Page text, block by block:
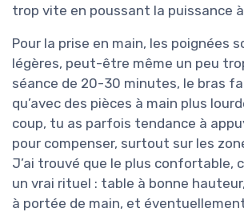
trop vite en poussant la puissance
Pour la prise en main, les poignées
légères, peut-être même un peu
séance de 20-30 minutes, le bras
qu’avec des pièces à main plus
coup, tu as parfois tendance à
pour compenser, surtout sur les
J’ai trouvé que le plus confortable,
un vrai rituel : table à bonne
à portée de main, et